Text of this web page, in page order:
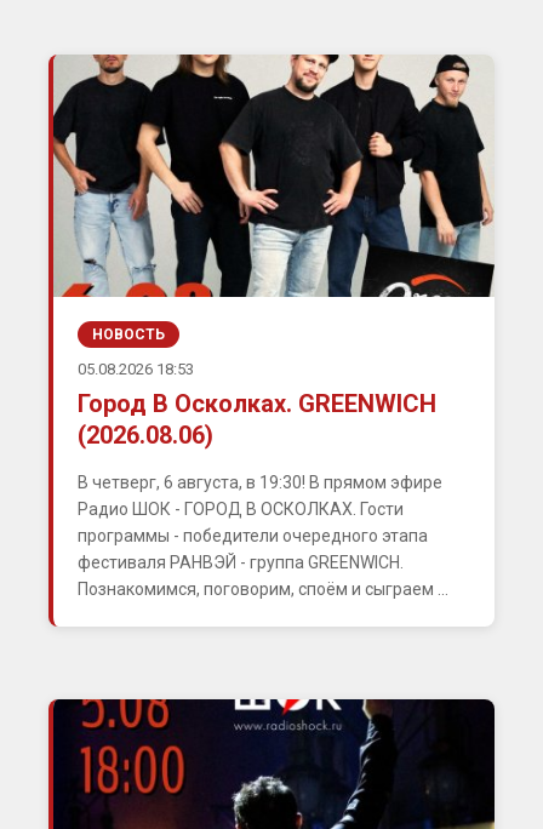
НОВОСТЬ
05.08.2026 18:53
Город В Осколках. GREENWICH
(2026.08.06)
В четверг, 6 августа, в 19:30! В прямом эфире
Радио ШОК - ГОРОД В ОСКОЛКАХ. Гости
программы - победители очередного этапа
фестиваля РАНВЭЙ - группа GREENWICH.
Познакомимся, поговорим, споём и сыграем ...